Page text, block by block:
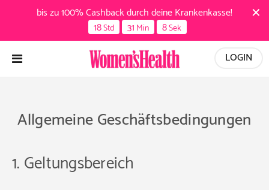
Allgemeine Geschäftsbedingungen
1. Geltungsbereich
bis zu 100% Cashback durch deine Krankenkasse!
18Std 31 Min 7Sek
LOGIN